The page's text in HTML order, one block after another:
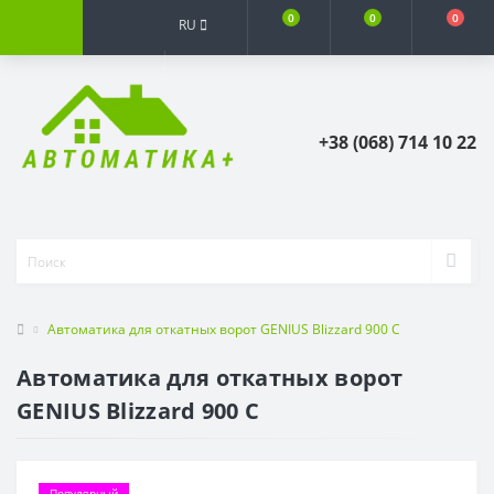
RU 0 0 0
+38 (068) 714 10 22
Автоматика для откатных ворот GENIUS Blizzard 900 C
Автоматика для откатных ворот
GENIUS Blizzard 900 C